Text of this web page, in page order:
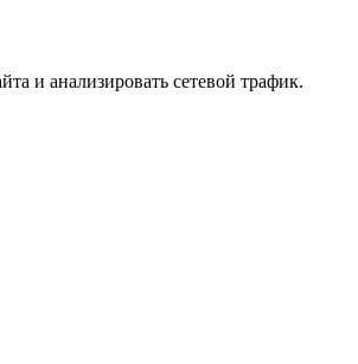
и анализировать сетевой трафик.